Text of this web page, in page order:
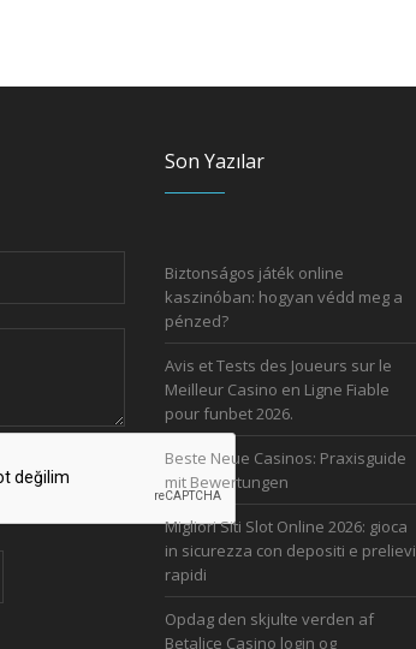
Son Yazılar
Biztonságos játék online
kaszinóban: hogyan védd meg a
pénzed?
Avis et Tests des Joueurs sur le
Meilleur Casino en Ligne Fiable
pour funbet 2026.
Beste Neue Casinos: Praxisguide
mit Bewertungen
Migliori Siti Slot Online 2026: gioca
in sicurezza con depositi e prelievi
rapidi
Opdag den skjulte verden af
Betalice Casino login og